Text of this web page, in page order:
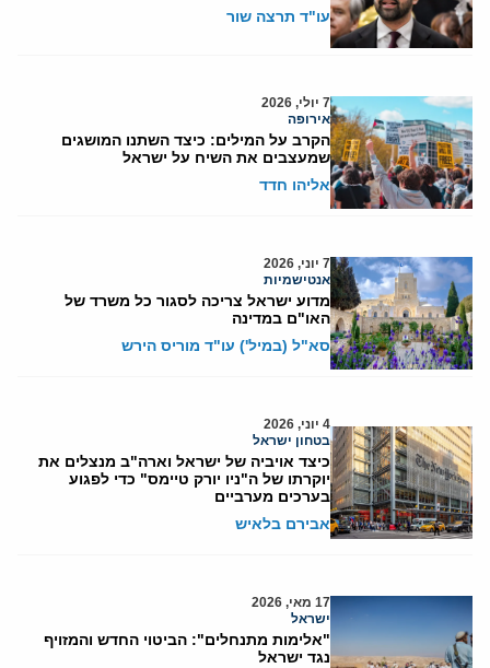
עו"ד תרצה שור
7 יולי, 2026
אירופה
הקרב על המילים: כיצד השתנו המושגים
שמעצבים את השיח על ישראל
אליהו חדד
7 יוני, 2026
אנטישמיות
מדוע ישראל צריכה לסגור כל משרד של
האו"ם במדינה
סא"ל (במיל') עו"ד מוריס הירש
4 יוני, 2026
בטחון ישראל
כיצד אויביה של ישראל וארה"ב מנצלים את
יוקרתו של ה"ניו יורק טיימס" כדי לפגוע
בערכים מערביים
אבירם בלאיש
17 מאי, 2026
ישראל
"אלימות מתנחלים": הביטוי החדש והמזויף
נגד ישראל